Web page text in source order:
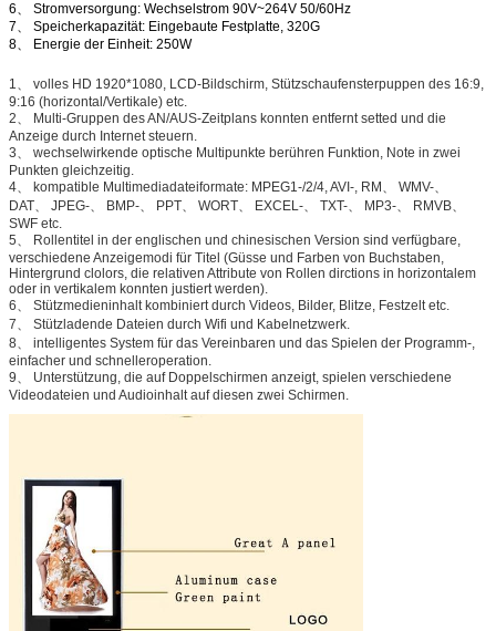
6、 Stromversorgung: Wechselstrom 90V~264V 50/60Hz
7、 Speicherkapazität: Eingebaute Festplatte, 320G
8、 Energie der Einheit: 250W
1、 volles HD 1920*1080, LCD-Bildschirm, Stützschaufensterpuppen des 16:9,
9:16 (horizontal/Vertikale) etc.
2、 Multi-Gruppen des AN/AUS-Zeitplans konnten entfernt setted und die
Anzeige durch Internet steuern.
3、 wechselwirkende optische Multipunkte berühren Funktion, Note in zwei
Punkten gleichzeitig.
4、 kompatible Multimediadateiformate: MPEG1-/2/4, AVI-, RM、 WMV-、
DAT、 JPEG-、 BMP-、 PPT、 WORT、 EXCEL-、 TXT-、 MP3-、 RMVB、
SWF etc.
5、 Rollentitel in der englischen und chinesischen Version sind verfügbare,
verschiedene Anzeigemodi für Titel (Güsse und Farben von Buchstaben,
Hintergrund clolors, die relativen Attribute von Rollen dirctions in horizontalem
oder in vertikalem konnten justiert werden).
6、 Stützmedieninhalt kombiniert durch Videos, Bilder, Blitze, Festzelt etc.
7、 Stützladende Dateien durch Wifi und Kabelnetzwerk.
8、 intelligentes System für das Vereinbaren und das Spielen der Programm-,
einfacher und schnelleroperation.
9、 Unterstützung, die auf Doppelschirmen anzeigt, spielen verschiedene
Videodateien und Audioinhalt auf diesen zwei Schirmen.